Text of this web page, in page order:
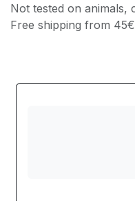
Not tested on animals,
Free shipping from 45€